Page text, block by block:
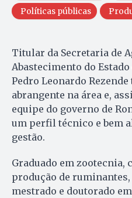
Políticas públicas
Titular da Secretaria de
Abastecimento do Estado
Pedro Leonardo
abrangente na área e,
equipe do governo de
um perfil técnico e bem
gestão.
Graduado em zootecnia,
produção de
mestrado e doutorado